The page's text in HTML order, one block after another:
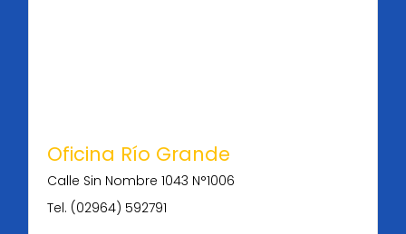
Oficina Río Grande
Calle Sin Nombre 1043 N°1006
Tel. (02964) 592791